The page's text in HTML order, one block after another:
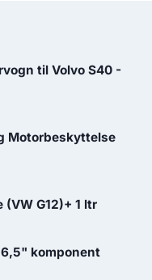
til Volvo S40 -
Motorbeskyttelse
G12)+ 1 ltr
komponent